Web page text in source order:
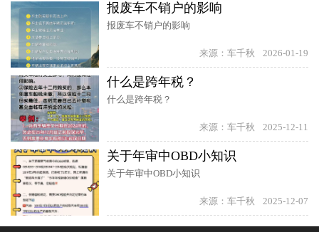
报废车不销户的影响
报废车不销户的影响
来源：车千秋 2026-01-19
什么是跨年税？
什么是跨年税？
来源：车千秋 2025-12-11
关于年审中OBD小知识
关于年审中OBD小知识
来源：车千秋 2025-12-07